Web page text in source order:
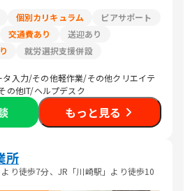
個別カリキュラム
ピアサポート
交通費あり
送迎あり
就労選択支援併設
入力/その他軽作業/その他クリエイテ
の他IT/ヘルプデスク
もっと見る
所
り徒歩7分、JR「川崎駅」より徒歩10